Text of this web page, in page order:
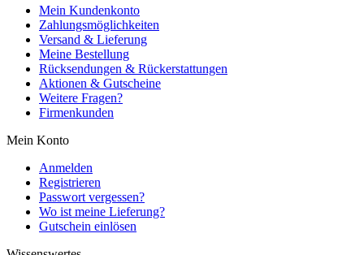
Mein Kundenkonto
Zahlungsmöglichkeiten
Versand & Lieferung
Meine Bestellung
Rücksendungen & Rückerstattungen
Aktionen & Gutscheine
Weitere Fragen?
Firmenkunden
Mein Konto
Anmelden
Registrieren
Passwort vergessen?
Wo ist meine Lieferung?
Gutschein einlösen